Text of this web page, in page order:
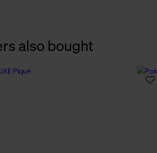
also bought